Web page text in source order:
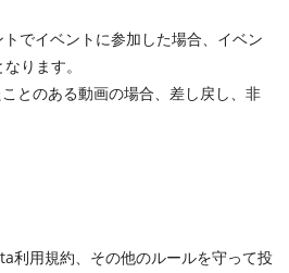
でイベントに参加した場合、イベン
ります。
とのある動画の場合、差し戻し、非
利用規約、その他のルールを守って投